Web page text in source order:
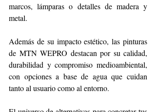
marcos, lámparas o detalles de madera y
metal.
Además de su impacto estético, las pinturas
de MTN WEPRO destacan por su calidad,
durabilidad y compromiso medioambiental,
con opciones a base de agua que cuidan
tanto al usuario como al entorno.